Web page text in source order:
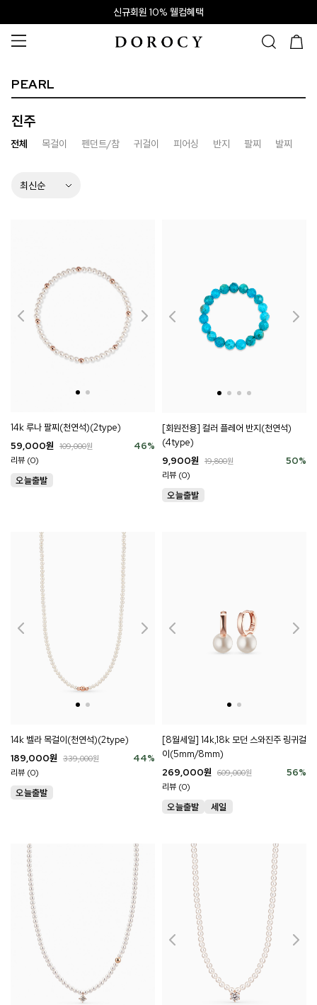
신규회원 10% 웰컴혜택
PEARL
진주
전체 목걸이 펜던트/참 귀걸이 피어싱 반지 팔찌 발찌
14k 루나 팔찌(천연석)(2type)
46%
59,000원 109,000원
리뷰 (0)
[회원전용] 컬러 플레어 반지(천연석)
(4type)
50%
9,900원 19,800원
리뷰 (0)
14k 벨라 목걸이(천연석)(2type)
44%
189,000원 339,000원
리뷰 (0)
[8월세일] 14k,18k 모던 스와진주 링귀걸
이(5mm/8mm)
56%
269,000원 609,000원
리뷰 (0)